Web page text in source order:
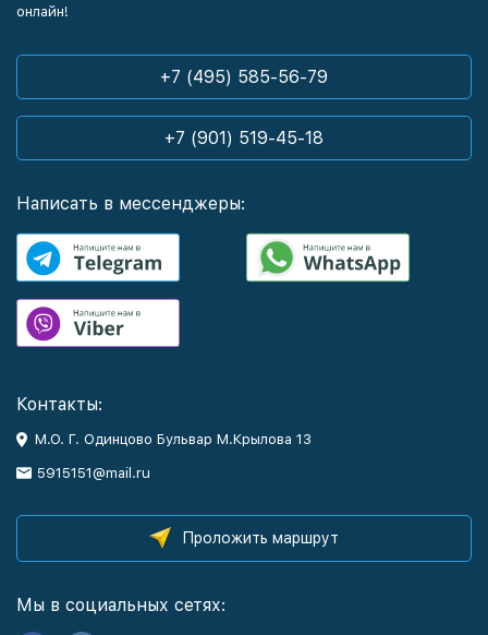
онлайн!
+7 (495) 585-56-79
+7 (901) 519-45-18
Написать в мессенджеры:
Контакты:
М.О. Г. Одинцово Бульвар М.Крылова 13
5915151@mail.ru
Проложить маршрут
Мы в социальных сетях: